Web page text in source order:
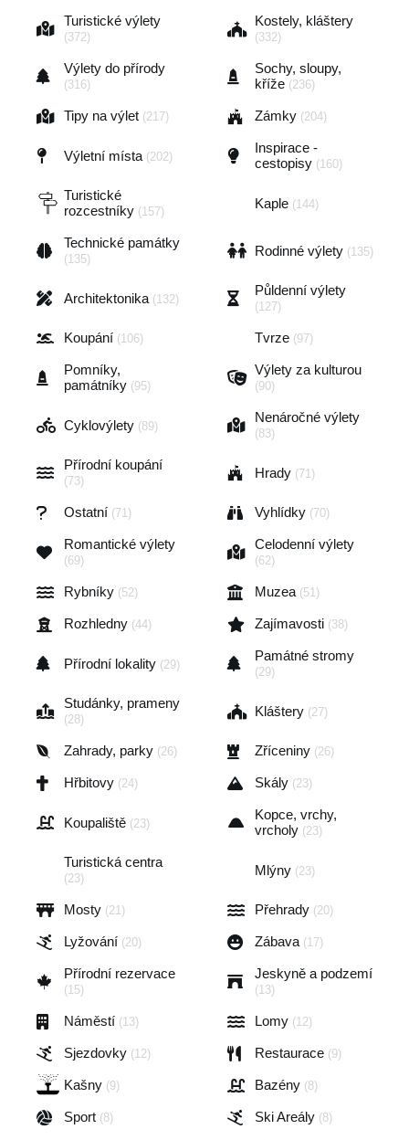
Turistické výlety
(372)
Kostely, kláštery
(332)
Výlety do přírody
(316)
Sochy, sloupy,
kříže (236)
Tipy na výlet (217) Zámky (204)
Výletní místa (202)
Inspirace -
cestopisy (160)
Turistické
rozcestníky (157)
Kaple (144)
Technické památky
(135)
Rodinné výlety (135)
Architektonika (132)
Půldenní výlety
(127)
Koupání (106) Tvrze (97)
Pomníky,
památníky (95)
Výlety za kulturou
(90)
Cyklovýlety (89)
Nenáročné výlety
(83)
Přírodní koupání
(73)
Hrady (71)
Ostatní (71) Vyhlídky (70)
Romantické výlety
(69)
Celodenní výlety
(62)
Rybníky (52) Muzea (51)
Rozhledny (44) Zajímavosti (38)
Přírodní lokality (29)
Památné stromy
(29)
Studánky, prameny
(28)
Kláštery (27)
Zahrady, parky (26) Zříceniny (26)
Hřbitovy (24) Skály (23)
Koupaliště (23)
Kopce, vrchy,
vrcholy (23)
Turistická centra
(23)
Mlýny (23)
Mosty (21) Přehrady (20)
Lyžování (20) Zábava (17)
Přírodní rezervace
(15)
Jeskyně a podzemí
(13)
Náměstí (13) Lomy (12)
Sjezdovky (12) Restaurace (9)
Kašny (9) Bazény (8)
Sport (8) Ski Areály (8)